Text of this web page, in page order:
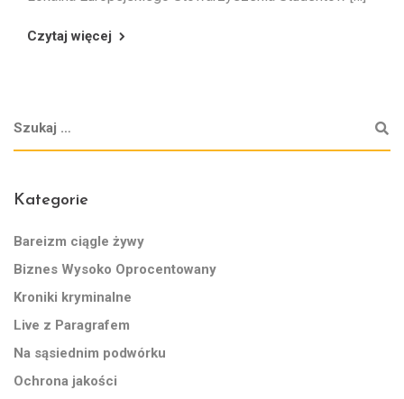
Czytaj więcej
Kategorie
Bareizm ciągle żywy
Biznes Wysoko Oprocentowany
Kroniki kryminalne
Live z Paragrafem
Na sąsiednim podwórku
Ochrona jakości